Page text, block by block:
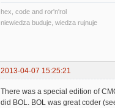
hex, code and ror'n'rol
niewiedza buduje, wiedza rujnuje
2013-04-07 15:25:21
There was a special edition of
did BOL. BOL was great coder